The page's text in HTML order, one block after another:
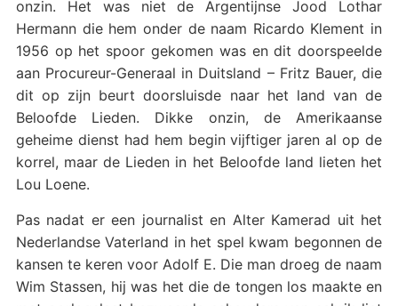
onzin. Het was niet de Argentijnse Jood Lothar
Hermann die hem onder de naam Ricardo Klement in
1956 op het spoor gekomen was en dit doorspeelde
aan Procureur-Generaal in Duitsland – Fritz Bauer, die
dit op zijn beurt doorsluisde naar het land van de
Beloofde Lieden. Dikke onzin, de Amerikaanse
geheime dienst had hem begin vijftiger jaren al op de
korrel, maar de Lieden in het Beloofde land lieten het
Lou Loene.
Pas nadat er een journalist en Alter Kamerad uit het
Nederlandse Vaterland in het spel kwam begonnen de
kansen te keren voor Adolf E. Die man droeg de naam
Wim Stassen, hij was het die de tongen los maakte en